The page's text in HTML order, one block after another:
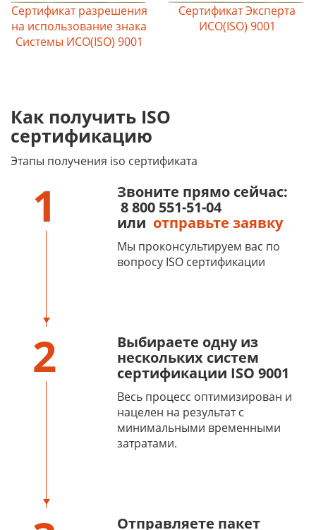
Сертификат разрешения
на использование знака
Системы ИСО(ISO) 9001
Сертификат Эксперта
ИСО(ISO) 9001
Как получить ISO
сертификацию
Этапы получения iso сертификата
1
Звоните прямо сейчас:
8 800 551-51-04
или отправьте заявку
Мы проконсультируем вас по
вопросу ISO сертификации
2
Выбираете одну из
нескольких систем
сертификации ISO 9001
Весь процесс оптимизирован и
нацелен на результат с
минимальными временными
затратами.
Отправляете пакет